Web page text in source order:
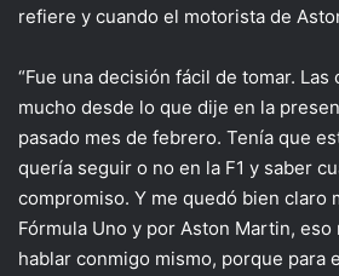
refiere y cuando el motorista de
“Fue una decisión fácil de tomar. Las
mucho desde lo que dije en la
pasado mes de febrero. Tenía que
quería seguir o no en la F1 y saber
compromiso. Y me quedó bien claro
Fórmula Uno y por Aston Martin, eso
hablar conmigo mismo, porque para